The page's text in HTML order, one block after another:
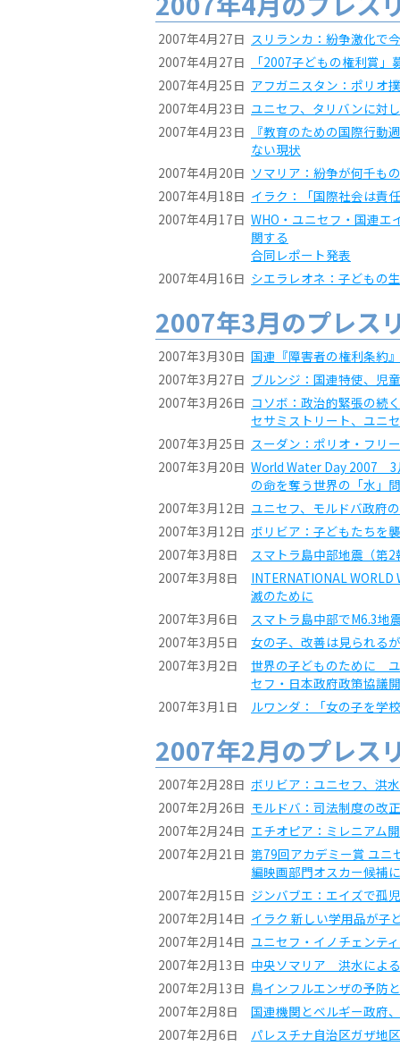
2007年4月27日 スリランカ：紛争激化で
2007年4月27日
「2007子どもの権利賞」
2007年4月25日 アフガニスタン：ポリオ
2007年4月23日 ユニセフ、タリバンに対
2007年4月23日
『教育のための国際行動
ない現状
2007年4月20日 ソマリア：紛争が何千も
2007年4月18日 イラク：「国際社会は責
2007年4月17日 WHO・ユニセフ・国連エ
関する
合同レポート発表
2007年4月16日 シエラレオネ：子どもの
2007年3月のプレス
2007年3月30日 国連『障害者の権利条約
2007年3月27日 ブルンジ：国連特使、児
2007年3月26日 コソボ：政治的緊張の続
セサミストリート、ユニ
2007年3月25日 スーダン：ポリオ・フリ
2007年3月20日 World Water Day 2007
の命を奪う世界の「水」
2007年3月12日 ユニセフ、モルドバ政府
2007年3月12日 ボリビア：子どもたちを
2007年3月8日
スマトラ島中部地震（第
2007年3月8日
INTERNATIONAL
滅のために
2007年3月6日
スマトラ島中部でM6.3地
2007年3月5日
女の子、改善は見られる
2007年3月2日
世界の子どものために
セフ・日本政府政策協議
2007年3月1日
ルワンダ：「女の子を学
2007年2月のプレス
2007年2月28日 ボリビア：ユニセフ、洪
2007年2月26日 モルドバ：司法制度の改
2007年2月24日 エチオピア：ミレニアム
2007年2月21日 第79回アカデミー賞 ユニ
編映画部門オスカー候補
2007年2月15日 ジンバブエ：エイズで孤
2007年2月14日 イラク 新しい学用品が子
2007年2月14日 ユニセフ・イノチェンテ
2007年2月13日 中央ソマリア 洪水によ
2007年2月13日 鳥インフルエンザの予防
2007年2月8日
国連機関とベルギー政府
2007年2月6日
パレスチナ自治区ガザ地